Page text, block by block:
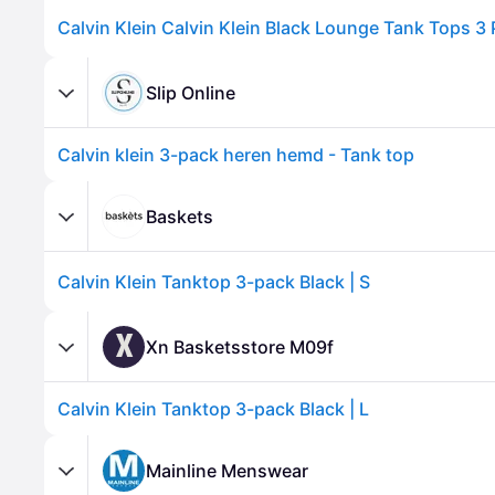
Calvin Klein Calvin Klein Black Lounge Tank Tops 3
Slip Online
Calvin klein 3-pack heren hemd - Tank top
Baskets
Calvin Klein Tanktop 3-pack Black | S
X Xn Basketsstore M09f
Calvin Klein Tanktop 3-pack Black | L
Mainline Menswear